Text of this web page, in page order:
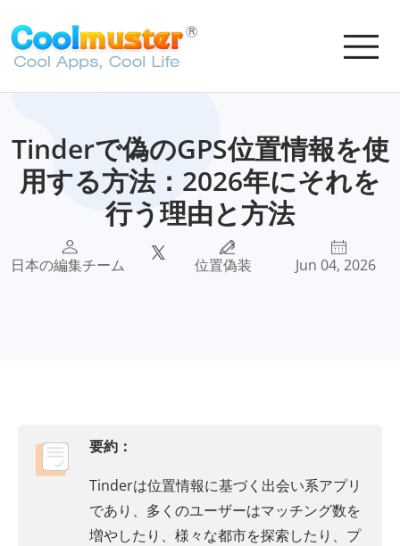
Tinderで偽のGPS位置情報を使
用する方法：2026年にそれを
行う理由と方法
日本の編集チーム 位置偽装 Jun 04, 2026
要約：
Tinderは位置情報に基づく出会い系アプリ
であり、多くのユーザーはマッチング数を
増やしたり、様々な都市を探索したり、プ